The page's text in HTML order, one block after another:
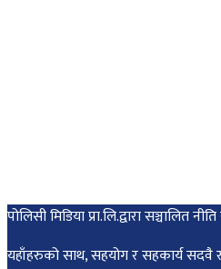
पोलिसी मिडिया प्रा.लि.द्वारा
यहाँहरुको साथ, सहयोग र सहकार्य सदवै